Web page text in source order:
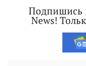
Подпишись
News!